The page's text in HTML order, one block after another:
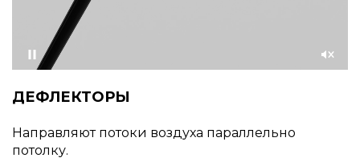
Приостановить Со
ДЕФЛЕКТОРЫ
Направляют потоки воздуха параллельно
потолку.